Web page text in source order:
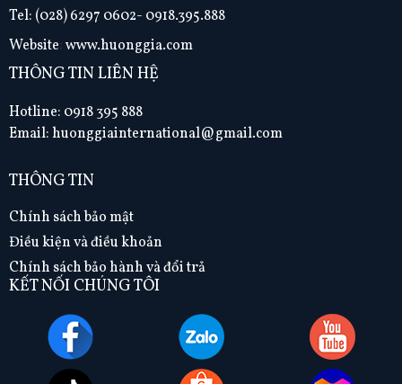
Tel: (028) 6297 0602- 0918.395.888
Website:www.huonggia.com
THÔNG TIN LIÊN HỆ
Hotline: 0918 395 888
Email: huonggiainternational@gmail.com
THÔNG TIN
Chính sách bảo mật
Điều kiện và điều khoản
Chính sách bảo hành và đổi trả
KẾT NỐI CHÚNG TÔI